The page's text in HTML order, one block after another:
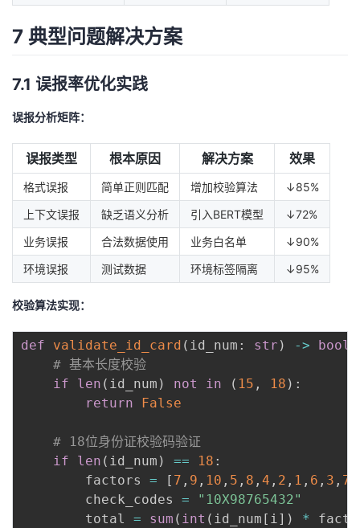
7 典型问题解决方案
7.1 误报率优化实践
误报分析矩阵：
误报类型 根本原因 解决方案 效果
格式误报 简单正则匹配 增加校验算法
↓85%
上下文误报
缺乏语义分析 引入BERT模型
↓72%
业务误报
合法数据使用 业务白名单
↓90%
环境误报
测试数据 环境标签隔离 ↓95%
校验算法实现：
def validate_id_card ( id_num : str ) -> bool
# 基本长度校验
if
len ( id_num ) not in ( 15 , 18 ) :
return
False
# 18位身份证校验码验证
if
len ( id_num ) == 18 :
        factors
= [ 7 , 9 , 10 , 5 , 8 , 4 , 2 , 1 , 6 , 3 , 7
        check_codes
=
"10X98765432"
        total
= sum ( int ( id_num [ i] ) *